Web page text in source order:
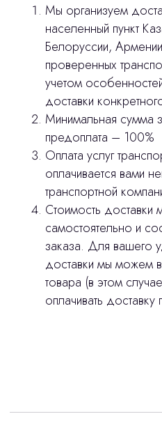
Мы организуем
населенный пункт
Белоруссии,
проверенных
учетом
доставки
Минимальная сумма
предоплата – 100%
Оплата услуг
оплачивается вами
транспортной
Стоимость доставки
самостоятельно и
заказа. Для вашего
доставки мы можем
товара (в этом
оплачивать
сделано
3D печать
Лицензирование
Изготовление хирургических
Политика конфиденциальности
Контакты
stasicus